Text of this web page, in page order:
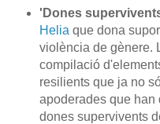
'Dones
Helia que dona
violència de gènere.
compilació
resilients que ja no
apoderades que han
dones supervivents